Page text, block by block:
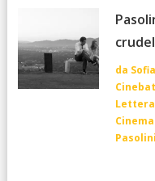
da
Pasolini